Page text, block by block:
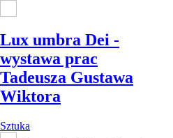
Lux umbra Dei -
wystawa prac
Tadeusza Gustawa
Wiktora
Sztuka